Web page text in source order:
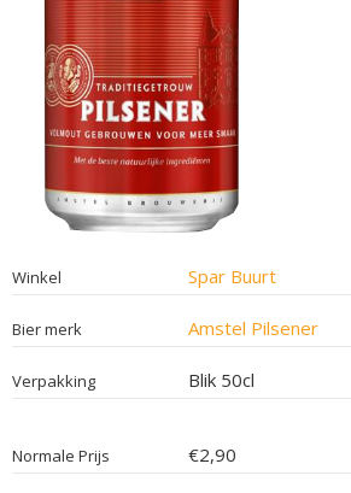
Winkel Spar Buurt
Bier merk Amstel Pilsener
Verpakking Blik 50cl
Normale Prijs €2,90